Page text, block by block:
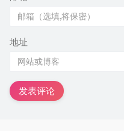
地址
发表评论